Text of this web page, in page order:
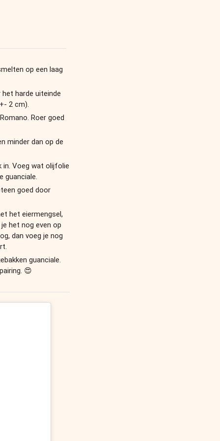
op een laag
harde uiteinde
2 cm).
Roer goed
minder dan op de
in. Voeg wat olijfolie
guanciale.
goed door
het eiermengsel,
het nog even op
dan voeg je nog
guanciale.
😍